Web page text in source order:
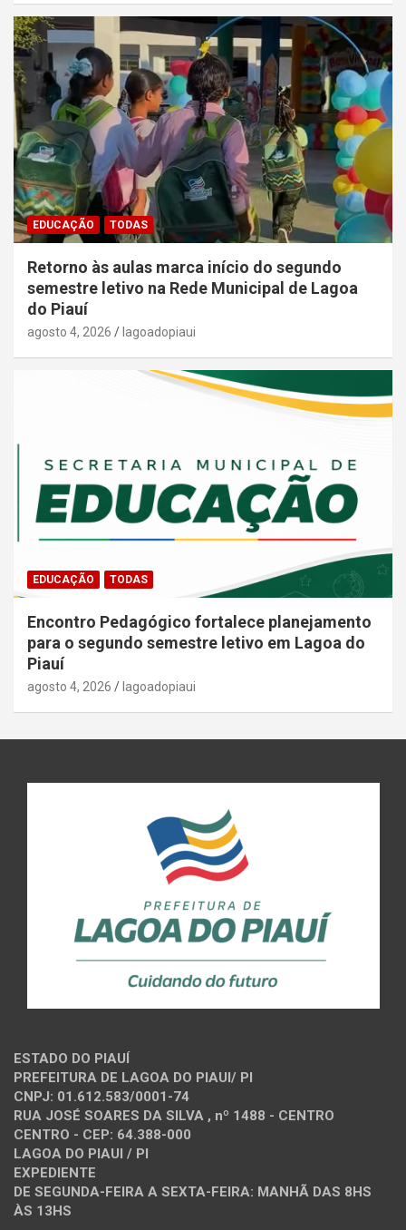
EDUCAÇÃO TODAS
Retorno às aulas marca início do segundo
semestre letivo na Rede Municipal de Lagoa
do Piauí
agosto 4, 2026 lagoadopiaui
EDUCAÇÃO TODAS
Encontro Pedagógico fortalece planejamento
para o segundo semestre letivo em Lagoa do
Piauí
agosto 4, 2026 lagoadopiaui
ESTADO DO PIAUÍ
PREFEITURA DE LAGOA DO PIAUI/ PI
CNPJ: 01.612.583/0001-74
RUA JOSÉ SOARES DA SILVA , nº 1488 - CENTRO
CENTRO - CEP: 64.388-000
LAGOA DO PIAUI / PI
EXPEDIENTE
DE SEGUNDA-FEIRA A SEXTA-FEIRA: MANHÃ DAS 8HS
ÀS 13HS